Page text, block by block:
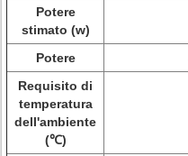
Potere
stimato (w)
Potere
Requisito di
temperatura
dell'ambiente
(℃)